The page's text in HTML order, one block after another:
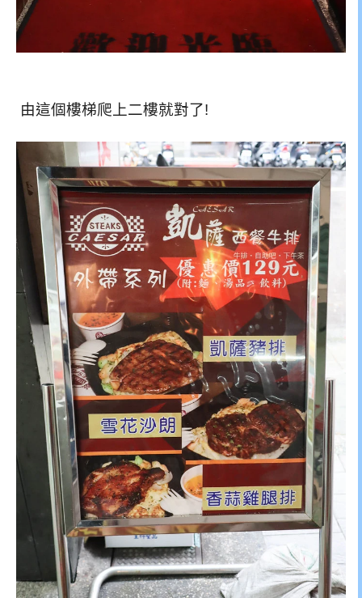
由這個樓梯爬上二樓就對了!